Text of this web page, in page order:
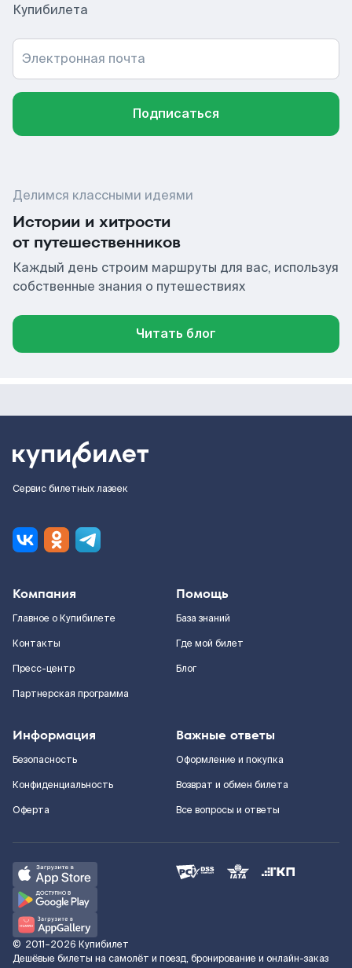
Купибилета
Электронная почта
Подписаться
Делимся классными идеями
Истории и хитрости
от путешественников
Каждый день строим маршруты для вас, используя
собственные знания о путешествиях
Читать блог
Сервис билетных лазеек
Компания
Главное о Купибилете
Контакты
Пресс-центр
Партнерская программа
Помощь
База знаний
Где мой билет
Блог
Информация
Безопасность
Конфиденциальность
Оферта
Важные ответы
Оформление и покупка
Возврат и обмен билета
Все вопросы и ответы
© 2011–2026 Купибилет
Дешёвые билеты на самолёт и поезд, бронирование и онлайн-заказ